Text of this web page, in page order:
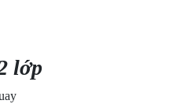
lớp